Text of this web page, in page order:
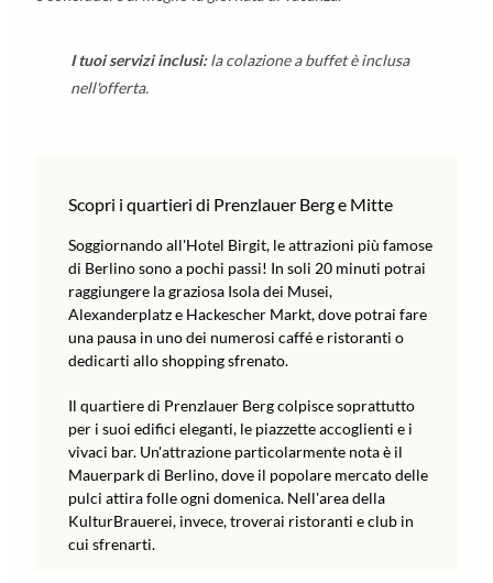
I tuoi servizi inclusi:la colazione a buffet è inclusa
nell'offerta.
Scopri i quartieri di Prenzlauer Berg e Mitte
Soggiornando all'Hotel Birgit, le attrazioni più famose
di Berlino sono a pochi passi! In soli 20 minuti potrai
raggiungere la graziosa Isola dei Musei,
Alexanderplatz e Hackescher Markt, dove potrai fare
una pausa in uno dei numerosi caffé e ristoranti o
dedicarti allo shopping sfrenato.
Il quartiere di Prenzlauer Berg colpisce soprattutto
per i suoi edifici eleganti, le piazzette accoglienti e i
vivaci bar. Un'attrazione particolarmente nota è il
Mauerpark di Berlino, dove il popolare mercato delle
pulci attira folle ogni domenica. Nell'area della
KulturBrauerei, invece, troverai ristoranti e club in
cui sfrenarti.